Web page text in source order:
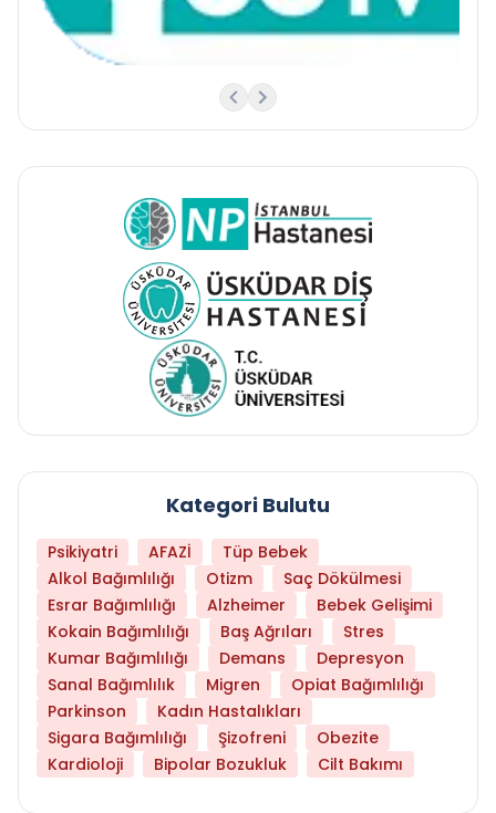
Kategori Bulutu
Psikiyatri AFAZİ
Tüp Bebek
Alkol Bağımlılığı
Otizm
Saç Dökülmesi
Esrar Bağımlılığı
Alzheimer
Bebek Gelişimi
Kokain Bağımlılığı
Baş Ağrıları
Stres
Kumar Bağımlılığı
Demans
Depresyon
Sanal Bağımlılık
Migren
Opiat Bağımlılığı
Parkinson
Kadın Hastalıkları
Sigara Bağımlılığı
Şizofreni
Obezite
Kardioloji
Bipolar Bozukluk Cilt Bakımı